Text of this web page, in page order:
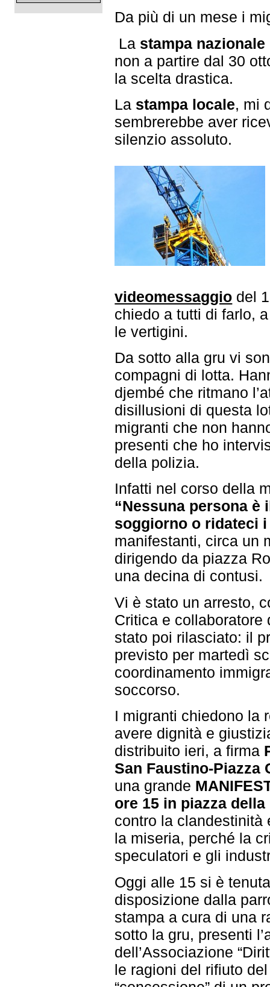
Da più di un mese i
La stampa nazionale
non a partire dal 30
la scelta drastica.
La stampa locale, mi
sembrerebbe aver
silenzio assoluto.
videomessaggio del
chiedo a tutti di farlo,
le vertigini.
Da sotto alla gru vi
compagni di lotta.
djembé che ritmano
disillusioni di questa
migranti che non
presenti che ho
della polizia.
Infatti nel corso della
“Nessuna persona è
soggiorno o ridateci
manifestanti, circa un
dirigendo da piazza
una decina di contusi.
Vi è stato un arresto,
Critica e collaboratore
stato poi rilasciato: il
previsto per martedì
coordinamento
soccorso.
I migranti chiedono la
avere dignità e
distribuito ieri, a firma
San Faustino-Piazza
una grande
ore 15 in piazza
contro la clandestinità
la miseria, perché la
speculatori e gli
Oggi alle 15 si è
disposizione dalla
stampa a cura di una
sotto la gru, presenti
dell’Associazione
le ragioni del rifiuto